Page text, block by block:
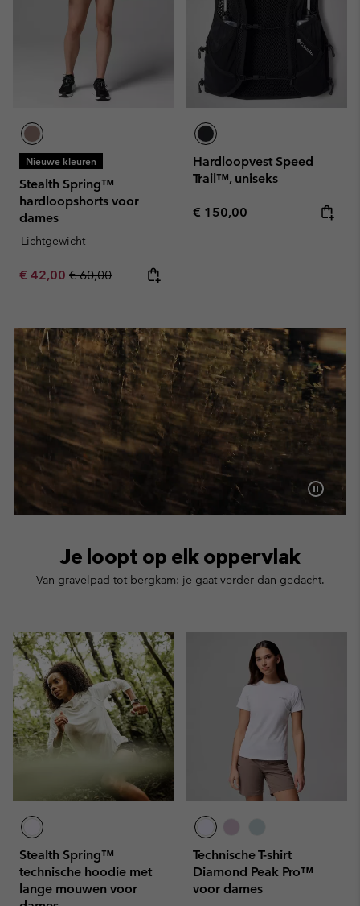
Nieuwe kleuren
Stealth Spring™
hardloopshorts voor
dames
Lichtgewicht
Sale price:
€ 42,00 Regular price:
€ 60,00
Hardloopvest Speed
Trail™, uniseks
Regular price:
€ 150,00
Je loopt op elk oppervlak
Van gravelpad tot bergkam: je gaat verder dan gedacht.
Stealth Spring™
technische hoodie met
lange mouwen voor
Technische T-shirt
Diamond Peak Pro™
voor dames